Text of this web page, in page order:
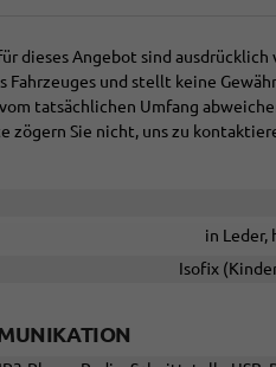
dieses Angebot sind
und stellt keine
tatsächlichen Umfang
zögern Sie nicht, uns zu
in
Isofix